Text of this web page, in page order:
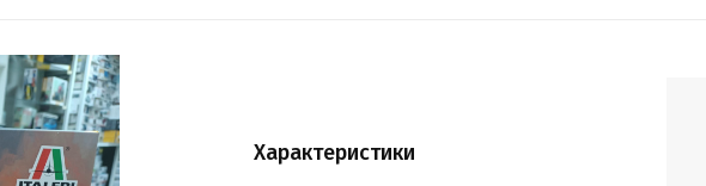
Характеристики